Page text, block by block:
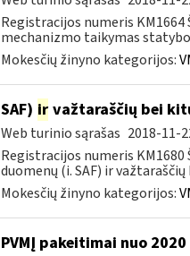
Registracijos numeris
mechanizmo taikymas
Mokesčių žinyno kategorijos:
SAF) irvažtaraščių bei
Web turinio sąrašas 2018-11-
Registracijos numeris
duomenų (i. SAF) ir
Mokesčių žinyno kategorijos:
PVMĮ pakeitimai nuo